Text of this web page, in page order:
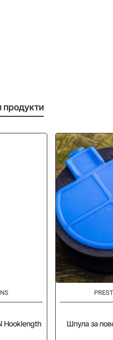
продукти
Hooklength
Шпула за